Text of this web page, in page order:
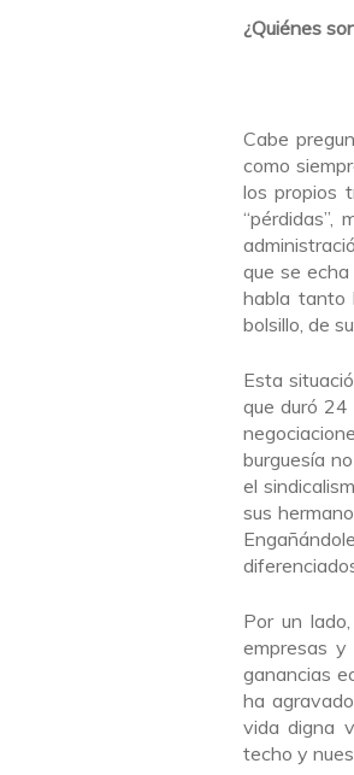
¿Quiénes
Cabe
como
los propios
que se
habla tanto
bolsillo, de
Esta
que duró 24
burguesía
el
sus
Por un
empresas
ganancias
ha
vida digna
techo y